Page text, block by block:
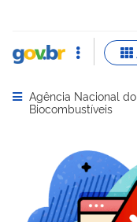
Abrir menu
Agência Nacional
Biocombustíveis